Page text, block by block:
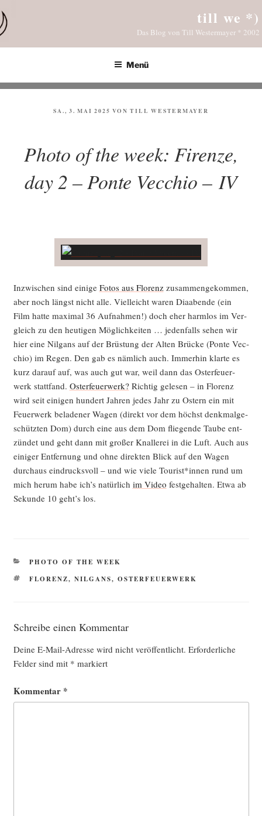
Inhalt
springen
till we *)
Das Blog von Till Westermayer * 2002
Menü
VERÖFFENTLICHT
SA., 3. MAI 2025 VONTILL WESTERMAYER
Photo of the week: Firenze,
day 2 – Ponte Vecchio – IV
Inzwi­schen sind eini­ge Fotos aus Flo­renzzusam­men­ge­kom­men,
aber noch längst nicht alle. Viel­leicht waren Dia­aben­de (ein
Film hat­te maxi­mal 36 Auf­nah­men!) doch eher harm­los im Ver­
gleich zu den heu­ti­gen Mög­lich­kei­ten … jeden­falls sehen wir
hier eine Nil­gans auf der Brüs­tung der Alten Brü­cke (Pon­te Vec­
chio) im Regen. Den gab es näm­lich auch. Immer­hin klar­te es
kurz dar­auf auf, was auch gut war, weil dann das Oster­feu­er­
werk statt­fand. Oster­feu­er­werk?Rich­tig gele­sen – in Flo­renz
wird seit eini­gen hun­dert Jah­ren jedes Jahr zu Ostern ein mit
Feu­er­werk bela­de­ner Wagen (direkt vor dem höchst denk­mal­ge­
schütz­ten Dom) durch eine aus dem Dom flie­gen­de Tau­be ent­
zün­det und geht dann mit gro­ßer Knal­le­rei in die Luft. Auch aus
eini­ger Ent­fer­nung und ohne direk­ten Blick auf den Wagen
durch­aus ein­drucks­voll – und wie vie­le Tourist*innen rund um
mich her­um habe ich’s natür­lich im Video fest­ge­hal­ten. Etwa ab
Sekun­de 10 geht’s los.
KATEGORIEN
PHOTO OF THE WEEK
SCHLAGWÖRTER
FLORENZ, NILGANS, OSTERFEUERWERK
Schreibe einen Kommentar
Deine E-Mail-Adresse wird nicht veröffentlicht. Erforderliche
Felder sind mit * markiert
Kommentar *